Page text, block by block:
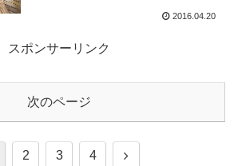
2016.04.20
スポンサーリンク
次のページ
2 3 4